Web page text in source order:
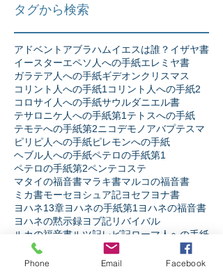
タグから検索
アドベント アブラハムイエスは誰？ イザヤ書
イースターエペソ人への手紙エレミヤ書
ガラテア人への手紙ギデオンクリスマス
コリント人への手紙1 コリント人への手紙2
コロサイ人への手紙サウルダニエル書
テサロニケ人への手紙第1 テトスへの手紙
テモテへの手紙第2ニコデモ ノアバプテスマ
ピリピ人への手紙ピレモンへの手紙
ヘブル人への手紙ペテロの手紙第1
ペテロの手紙第2ペンテコステ
マタイの福音書マラキ書マルコの福音書
ミカ書モーセヨシュア記ヨセフヨナ書
ヨハネ13章ヨハネの手紙第1 ヨハネの福音書
ヨハネの黙示録ヨブ記リバイバル
ルカの福音書ルツ記レビ記ローマ人への手紙
人生人間とは 伝道者の書
信仰とは
出エジプト記
十字架の力 受難週士師記
Phone Email Facebook